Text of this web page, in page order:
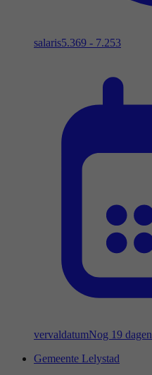
salaris5.369 - 7.253
vervaldatumNog 19 dagen
Gemeente Lelystad